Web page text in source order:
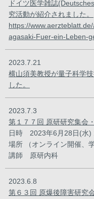
ドイツ医学雑誌
究活動が紹介されました。
https://
agasaki-Fuer-ein-Leben-
2023.7.21
横山須美教授が量子科学
した。
2023.7.3
第１７７回 原研研究集会
日時 2023年6月28日(水)
場所 （オンライン開催、
講師 原研内科
2023.6.8
第６３回 原爆後障害研究